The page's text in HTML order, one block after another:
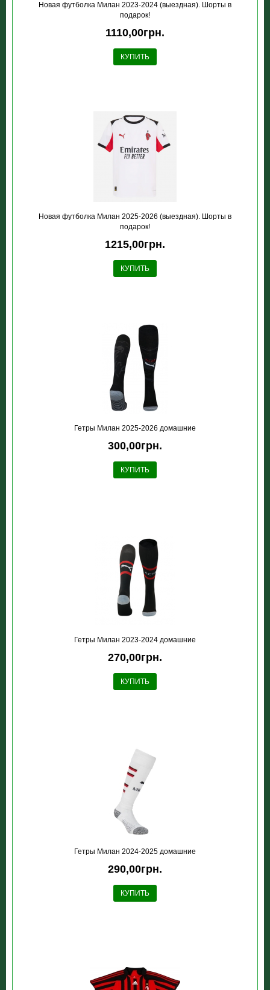
Новая футболка Милан 2023-2024 (выездная). Шорты в
подарок!
1110,00грн.
КУПИТЬ
Новая футболка Милан 2025-2026 (выездная). Шорты в
подарок!
1215,00грн.
КУПИТЬ
Гетры Милан 2025-2026 домашние
300,00грн.
КУПИТЬ
Гетры Милан 2023-2024 домашние
270,00грн.
КУПИТЬ
Гетры Милан 2024-2025 домашние
290,00грн.
КУПИТЬ